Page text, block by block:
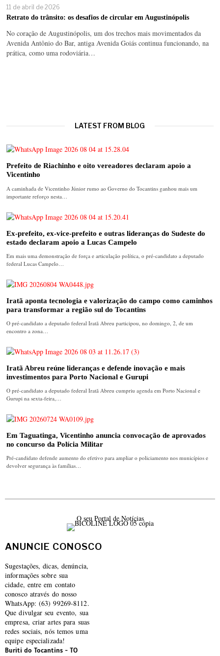
11 de abril de 2026
Retrato do trânsito: os desafios de circular em Augustinópolis
No coração de Augustinópolis, um dos trechos mais movimentados da
Avenida Antônio do Bar, antiga Avenida Goiás continua funcionando, na
prática, como uma rodoviária…
LATEST FROM BLOG
Prefeito de Riachinho e oito vereadores declaram apoio a
Vicentinho
A caminhada de Vicentinho Júnior rumo ao Governo do Tocantins ganhou mais um
importante reforço nesta…
Ex-prefeito, ex-vice-prefeito e outras lideranças do Sudeste do
estado declaram apoio a Lucas Campelo
Em mais uma demonstração de força e articulação política, o pré-candidato a deputado
federal Lucas Campelo…
Iratã aponta tecnologia e valorização do campo como caminhos
para transformar a região sul do Tocantins
O pré-candidato a deputado federal Iratã Abreu participou, no domingo, 2, de um
encontro a zona…
Iratã Abreu reúne lideranças e defende inovação e mais
investimentos para Porto Nacional e Gurupi
O pré-candidato a deputado federal Iratã Abreu cumpriu agenda em Porto Nacional e
Gurupi na sexta-feira,…
Em Taguatinga, Vicentinho anuncia convocação de aprovados
no concurso da Polícia Militar
Pré-candidato defende aumento do efetivo para ampliar o policiamento nos municípios e
devolver segurança às famílias…
O seu Portal de Notícias
ANUNCIE CONOSCO
Sugestações, dicas, denúncia,
informações sobre sua
cidade, entre em contato
conosco através do nosso
WhatsApp: (63) 99269-8112.
Que divulgar seu evento, sua
empresa, criar artes para suas
redes sociais, nós temos uma
equipe especializada!
Buriti do Tocantins - TO